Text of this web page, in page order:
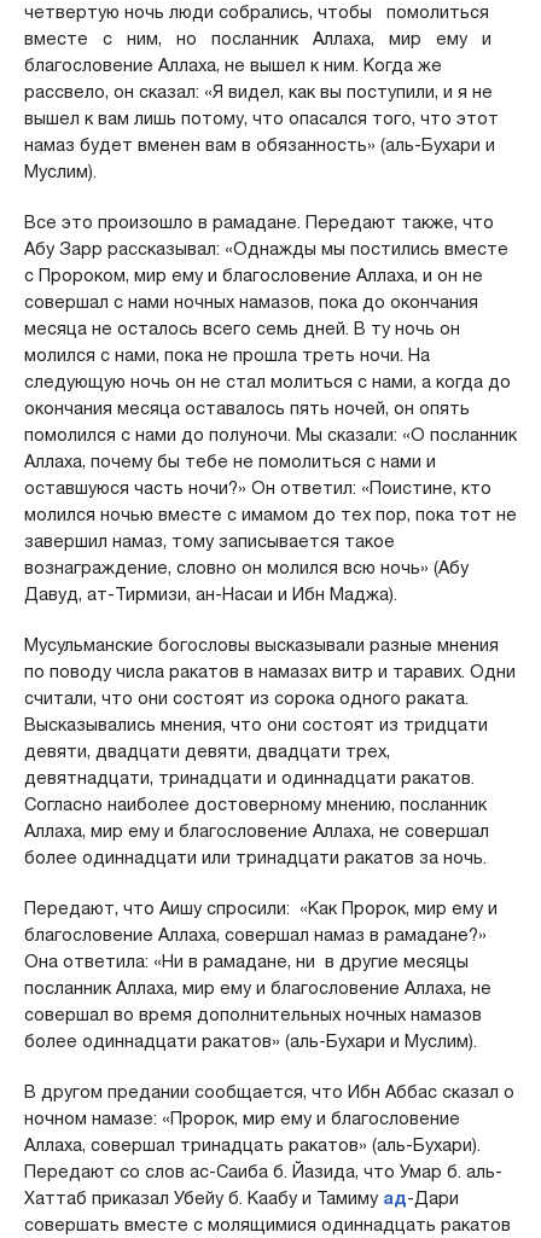
четвертую ночь люди собрались, чтобы помолиться
вместе с ним, но посланник Аллаха, мир ему и
благословение Аллаха, не вышел к ним. Когда же
рассвело, он сказал: «Я видел, как вы поступили, и я не
вышел к вам лишь потому, что опасался того, что этот
намаз будет вменен вам в обязанность» (аль-Бухари и
Муслим).
Все это произошло в рамадане. Передают также, что
Абу Зарр рассказывал: «Однажды мы постились вместе
с Пророком, мир ему и благословение Аллаха, и он не
совершал с нами ночных намазов, пока до окончания
месяца не осталось всего семь дней. В ту ночь он
молился с нами, пока не прошла треть ночи. На
следующую ночь он не стал молиться с нами, а когда до
окончания месяца оставалось пять ночей, он опять
помолился с нами до полуночи. Мы сказали: «О посланник
Аллаха, почему бы тебе не помолиться с нами и
оставшуюся часть ночи?» Он ответил: «Поистине, кто
молился ночью вместе с имамом до тех пор, пока тот не
завершил намаз, тому записывается такое
вознаграждение, словно он молился всю ночь» (Абу
Давуд, ат-Тирмизи, ан-Насаи и Ибн Маджа).
Мусульманские богословы высказывали разные мнения
по поводу числа ракатов в намазах витр и таравих. Одни
считали, что они состоят из сорока одного раката.
Высказывались мнения, что они состоят из тридцати
девяти, двадцати девяти, двадцати трех,
девятнадцати, тринадцати и одиннадцати ракатов.
Согласно наиболее достоверному мнению, посланник
Аллаха, мир ему и благословение Аллаха, не совершал
более одиннадцати или тринадцати ракатов за ночь.
Передают, что Аишу спросили: «Как Пророк, мир ему и
благословение Аллаха, совершал намаз в рамадане?»
Она ответила: «Ни в рамадане, ни в другие месяцы
посланник Аллаха, мир ему и благословение Аллаха, не
совершал во время дополнительных ночных намазов
более одиннадцати ракатов» (аль-Бухари и Муслим).
В другом предании сообщается, что Ибн Аббас сказал о
ночном намазе: «Пророк, мир ему и благословение
Аллаха, совершал тринадцать ракатов» (аль-Бухари).
Передают со слов ас-Саиба б. Йазида, что Умар б. аль-
Хаттаб приказал Убейу б. Каабу и Тамиму ад-Дари
совершать вместе с молящимися одиннадцать ракатов